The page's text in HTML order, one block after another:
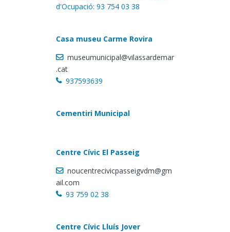
d'Ocupació: 93 754 03 38
Casa museu Carme Rovira
museumunicipal@vilassardemar
.cat
937593639
Cementiri Municipal
Centre Cívic El Passeig
noucentrecivicpasseigvdm@gm
ail.com
93 759 02 38
Centre Cívic Lluís Jover